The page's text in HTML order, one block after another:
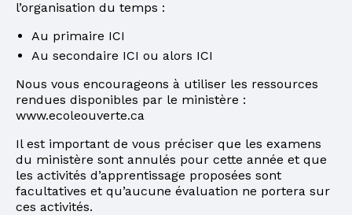
l’organisation du temps :
Au primaire ICI
Au secondaire ICI ou alors ICI
Nous vous encourageons à utiliser les ressources
rendues disponibles par le ministère :
www.ecoleouverte.ca
Il est important de vous préciser que les examens
du ministère sont annulés pour cette année et que
les activités d’apprentissage proposées sont
facultatives et qu’aucune évaluation ne portera sur
ces activités.